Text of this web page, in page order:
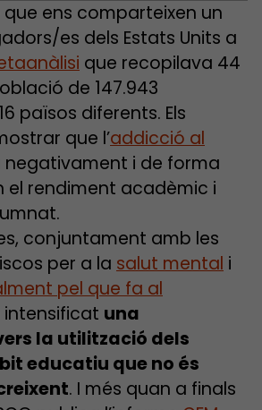
que ens comparteixen un
es dels Estats Units a
que recopilava 44
de 147.943
països diferents. Els
que l’addicció al
i de forma
el rendiment acadèmic i
conjuntament amb les
per a la salut mental i
pel que fa al
intensificat una
la utilització dels
educatiu que no és
. I més quan a finals